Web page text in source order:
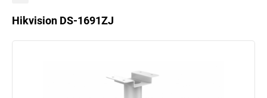
Hikvision DS-1691ZJ